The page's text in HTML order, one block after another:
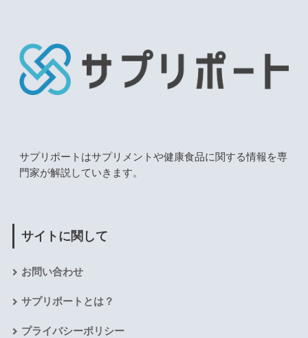
サプリポートはサプリメントや健康食品に関する情報を専
門家が解説していきます。
サイトに関して
お問い合わせ
サプリポートとは？
プライバシーポリシー